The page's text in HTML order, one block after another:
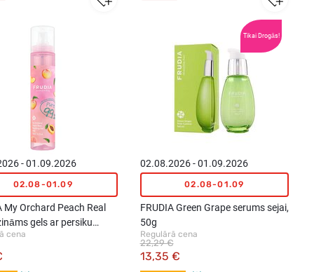
- 01.09.2026
02.08-01.09
My Orchard Peach Real
gels ar persiku
125ml
cena
Tikai Drogās!
02.08.2026 - 01.09.2026
02.08-01.09
FRUDIA Green Grape serums sejai,
50g
Regulārā cena
13,35 €
22,29 €